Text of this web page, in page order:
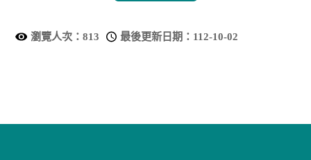
瀏覽人次： 813 最後更新日期： 112-10-02